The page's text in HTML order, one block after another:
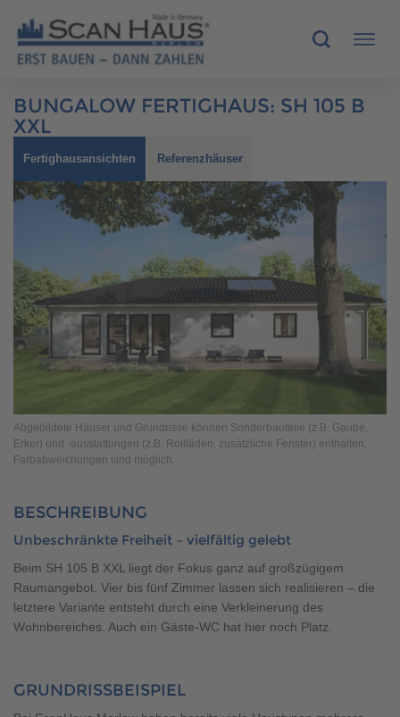
HÄUSER
MUSTERHÄUSER
SCANHAUS-VORTEILE
ÜBER UNS
KONTAKT
Brauchen Sie Hilfe?
038221 4000
MUSTERHAUS FINDEN
BUNGALOW FERTIGHAUS: SH 105 B
XXL
Fertighausansichten Referenzhäuser
Abgebildete Häuser und Grundrisse können Sonderbauteile (z.B. Gaube,
Erker) und -ausstattungen (z.B. Rollläden, zusätzliche Fenster) enthalten,
Farbabweichungen sind möglich.
BESCHREIBUNG
Unbeschränkte Freiheit – vielfältig gelebt
Beim SH 105 B XXL liegt der Fokus ganz auf großzügigem
Raumangebot. Vier bis fünf Zimmer lassen sich realisieren – die
letztere Variante entsteht durch eine Verkleinerung des
Wohnbereiches. Auch ein Gäste-WC hat hier noch Platz.
GRUNDRISSBEISPIEL